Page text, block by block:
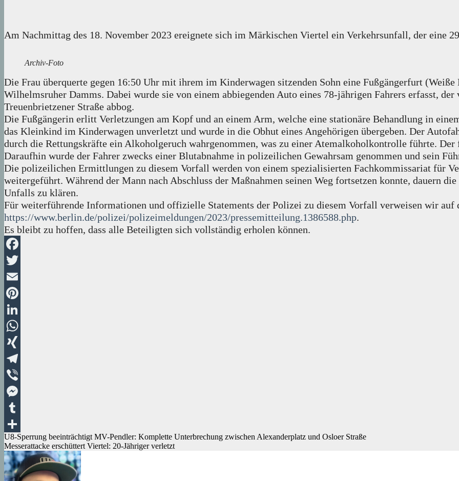
Am Nachmittag des 18. November 2023 ereignete sich im Märkischen Viertel ein Verkehrsunfall, der eine
Archiv-Foto
Die Frau überquerte gegen 16:50 Uhr mit ihrem im Kinderwagen sitzenden Sohn eine Fußgängerfurt
Wilhelmsruher Damms. Dabei wurde sie von einem abbiegenden Auto eines 78-jährigen Fahrers erfasst,
Treuenbrietzener Straße abbog.
Die Fußgängerin erlitt Verletzungen am Kopf und an einem Arm, welche eine stationäre Behandlung in
das Kleinkind im Kinderwagen unverletzt und wurde in die Obhut eines Angehörigen übergeben. Der
durch die Rettungskräfte ein Alkoholgeruch wahrgenommen, was zu einer Atemalkoholkontrolle führte.
Daraufhin wurde der Fahrer zwecks einer Blutabnahme in polizeilichen Gewahrsam genommen und sein
Die polizeilichen Ermittlungen zu diesem Vorfall werden von einem spezialisierten Fachkommissariat für
weitergeführt. Während der Mann nach Abschluss der Maßnahmen seinen Weg fortsetzen konnte, dauern
Unfalls zu klären.
Für weiterführende Informationen und offizielle Statements der Polizei zu diesem Vorfall verweisen wir auf
https://www.berlin.de/polizei/polizeimeldungen/2023/pressemitteilung.1386588.php.
Es bleibt zu hoffen, dass alle Beteiligten sich vollständig erholen können.
Facebook
Twitter
Email
Pinterest
LinkedIn
WhatsApp
XING
Telegram
Viber
Messenger
Tumblr
Teilen
Beitragsnavigation
U8-Sperrung beeinträchtigt MV-Pendler: Komplette Unterbrechung zwischen Alexanderplatz und Osloer Straße
Messerattacke erschüttert Viertel: 20-Jähriger verletzt